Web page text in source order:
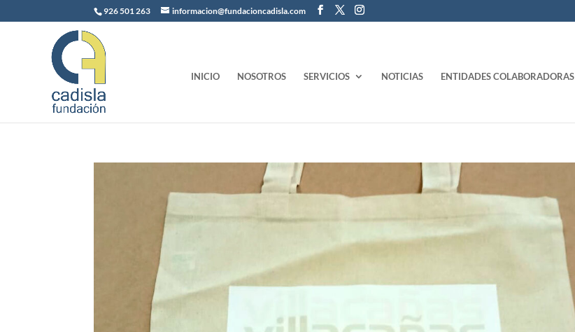
926 501 263 informacion@fundacioncadisla.com
INICIO NOSOTROS SERVICIOS NOTICIAS ENTIDADES COLABORADORAS